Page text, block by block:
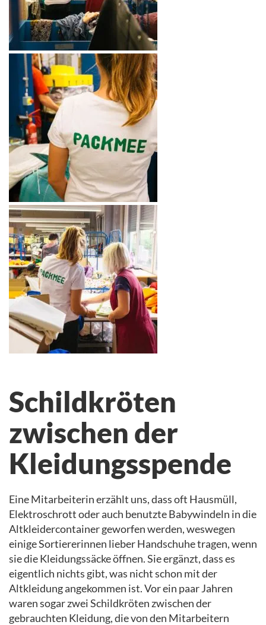
Schildkröten
zwischen der
Kleidungsspende
Eine Mitarbeiterin erzählt uns, dass oft Hausmüll,
Elektroschrott oder auch benutzte Babywindeln in die
Altkleidercontainer geworfen werden, weswegen
einige Sortiererinnen lieber Handschuhe tragen, wenn
sie die Kleidungssäcke öffnen. Sie ergänzt, dass es
eigentlich nichts gibt, was nicht schon mit der
Altkleidung angekommen ist. Vor ein paar Jahren
waren sogar zwei Schildkröten zwischen der
gebrauchten Kleidung, die von den Mitarbeitern